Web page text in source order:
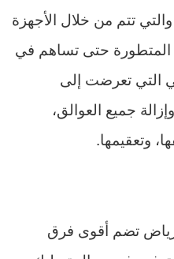
تتم من خلال الأجهزة
المتطورة حتى تساهم في
التي تعرضت إلى
جميع العوالق،
وتعقيمها.
تضم أقوى فرق